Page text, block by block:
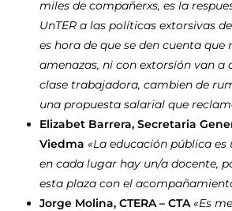
miles de compañerxs, es la
UnTER a las políticas extorsivas
es hora de que se den cuenta que
amenazas, ni con extorsión van a
clase trabajadora, cambien de
una propuesta salarial que
Elizabet Barrera, Secretaria
Viedma «La educación pública es
en cada lugar hay un/a docente,
esta plaza con el
Jorge Molina, CTERA – CTA «Es